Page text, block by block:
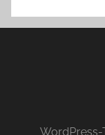
WordPress-